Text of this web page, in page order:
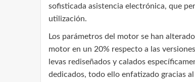
sofisticada asistencia electrónica, que
utilización.
Los parámetros del motor se han
motor en un 20% respecto a las
levas rediseñados y calados
dedicados, todo ello enfatizado gracias